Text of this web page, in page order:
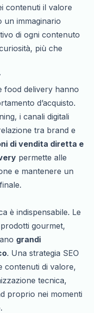
contenuti il valore
immaginario
di ogni contenuto
più che
food delivery hanno
d’acquisto.
i canali digitali
tra brand e
di vendita diretta e
permette alle
e mantenere un
è indispensabile. Le
gourmet,
grandi
. Una strategia SEO
contenuti di valore,
tecnica,
proprio nei momenti